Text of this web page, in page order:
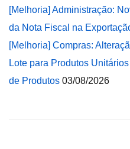
[Melhoria] Administração:
da Nota Fiscal na
[Melhoria] Compras:
Lote para Produtos
de Produtos 03/08/2026